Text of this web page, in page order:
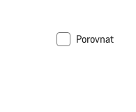
Porovnat